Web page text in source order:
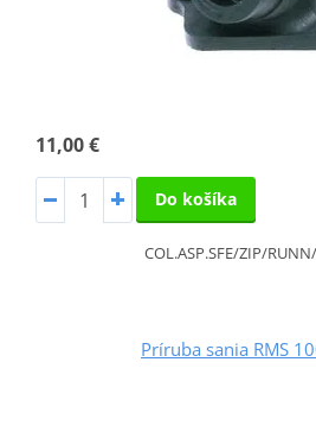
11,00 €
Do košíka
COL.ASP.SFE/ZIP/
Príruba sania RMS